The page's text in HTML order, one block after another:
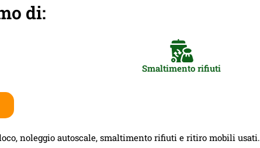
di:
Smaltimento rifiuti
noleggio autoscale, smaltimento rifiuti e ritiro mobili usati.